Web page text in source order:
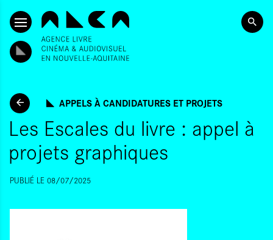
ALLER AU CONTENU PRINCIPAL
APPELS À CANDIDATURES ET PROJETS
Les Escales du livre : appel à
projets graphiques
PUBLIÉ LE 08/07/2025